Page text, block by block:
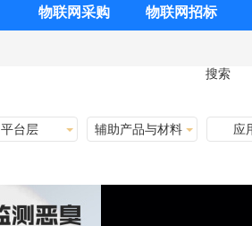
物联网采购 物联网招标
搜索
平台层 辅助产品与材料 应